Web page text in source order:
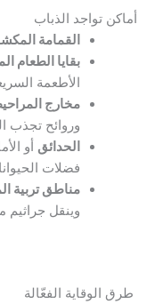
أماكن تواجد الذباب
القمامة
بقايا الطعام
الأطعمة
مخارج
وروائح تجذب
الحدائق أو
فضلات
مناطق تربية
وينقل جراثيم
طرق الوقاية الفعّالة